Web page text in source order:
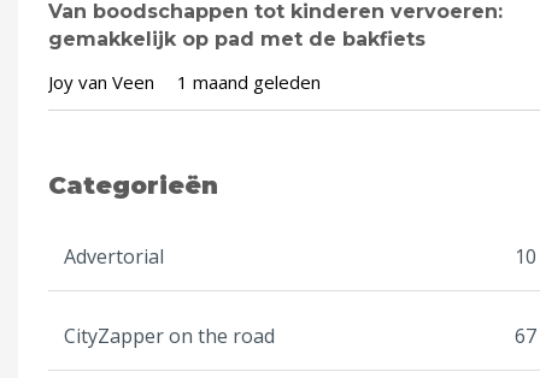
Van boodschappen tot kinderen vervoeren:
gemakkelijk op pad met de bakfiets
Joy van Veen 1 maand geleden
Categorieën
Advertorial 10
CityZapper on the road 67